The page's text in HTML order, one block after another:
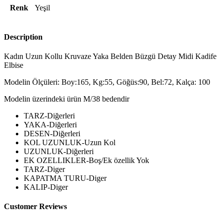
Renk Yeşil
Description
Kadın Uzun Kollu Kruvaze Yaka Belden Büzgü Detay Midi Kadife
Elbise
Modelin Ölçüleri: Boy:165, Kg:55, Göğüs:90, Bel:72, Kalça: 100
Modelin üzerindeki ürün M/38 bedendir
TARZ-Diğerleri
YAKA-Diğerleri
DESEN-Diğerleri
KOL UZUNLUK-Uzun Kol
UZUNLUK-Diğerleri
EK OZELLIKLER-Boş/Ek özellik Yok
TARZ-Diger
KAPATMA TURU-Diger
KALIP-Diger
Customer Reviews